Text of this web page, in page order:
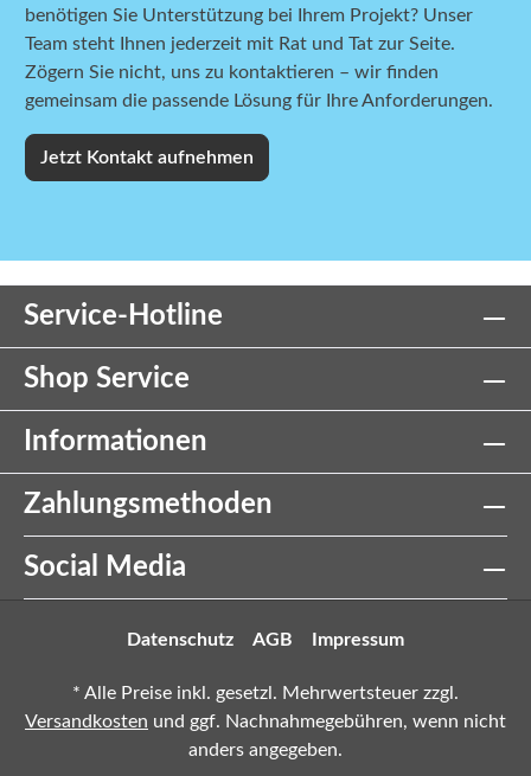
benötigen Sie Unterstützung bei Ihrem Projekt? Unser
Team steht Ihnen jederzeit mit Rat und Tat zur Seite.
Zögern Sie nicht, uns zu kontaktieren – wir finden
gemeinsam die passende Lösung für Ihre Anforderungen.
Jetzt Kontakt aufnehmen
Service-Hotline
Shop Service
Informationen
Zahlungsmethoden
Social Media
Datenschutz AGB Impressum
* Alle Preise inkl. gesetzl. Mehrwertsteuer zzgl.
Versandkosten und ggf. Nachnahmegebühren, wenn nicht
anders angegeben.